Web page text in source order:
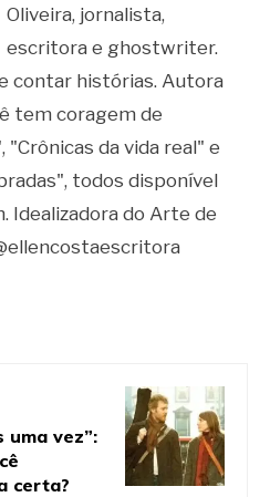
Oliveira, jornalista,
escritora e ghostwriter.
contar histórias. Autora
tem coragem de
da vida real" e
todos disponível
Idealizadora do Arte de
uma vez”:
certa?